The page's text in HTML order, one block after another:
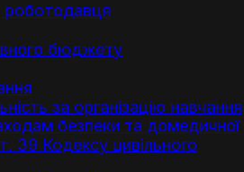
роботодавця
бюджету
за організацію навчання
безпеки та домедичної
39 Кодексу цивільного